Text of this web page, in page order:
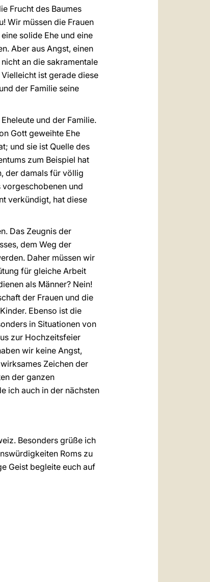
Frucht des Baumes
Wir müssen die Frauen
solide Ehe und eine
Aber aus Angst, einen
an die sakramentale
ist gerade diese
der Familie seine
und der Familie.
Gott geweihte Ehe
und sie ist Quelle des
zum Beispiel hat
der damals für völlig
vorgeschobenen und
verkündigt, hat diese
Das Zeugnis der
dem Weg der
Daher müssen wir
für gleiche Arbeit
als Männer? Nein!
der Frauen und die
Ebenso ist die
in Situationen von
zur Hochzeitsfeier
wir keine Angst,
Zeichen der
der ganzen
ich auch in der nächsten
Besonders grüße ich
Roms zu
Geist begleite euch auf